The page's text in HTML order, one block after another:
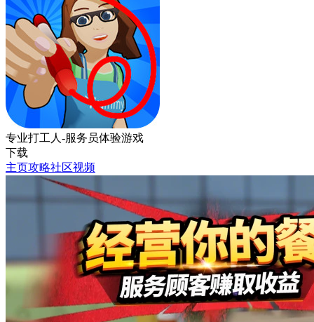
专业打工人-服务员体验游戏
下载
主页攻略社区视频